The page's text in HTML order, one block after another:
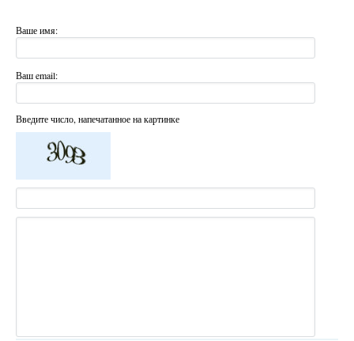
Ваше имя:
Ваш email:
Введите число, напечатанное на картинке